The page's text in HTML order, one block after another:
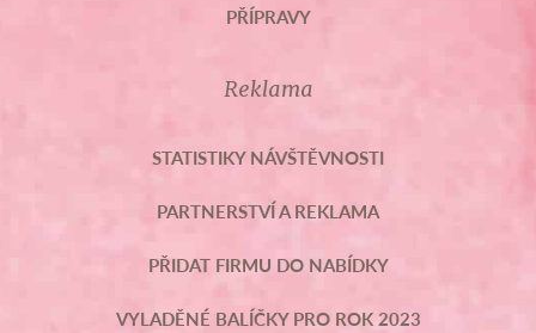
PŘÍPRAVY
Reklama
STATISTIKY NÁVŠTĚVNOSTI
PARTNERSTVÍ A REKLAMA
PŘIDAT FIRMU DO NABÍDKY
VYLADĚNÉ BALÍČKY PRO ROK 2023